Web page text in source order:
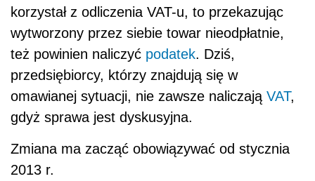
korzystał z odliczenia VAT-u, to przekazując
wytworzony przez siebie towar nieodpłatnie,
też powinien naliczyć podatek. Dziś,
przedsiębiorcy, którzy znajdują się w
omawianej sytuacji, nie zawsze naliczają VAT,
gdyż sprawa jest dyskusyjna.
Zmiana ma zacząć obowiązywać od stycznia
2013 r.